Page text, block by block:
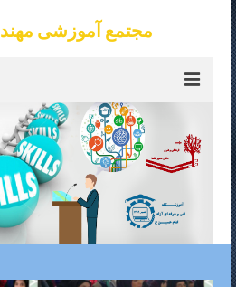
مجتمع آموزشی
موسسه طاها
آموزشگاه امام حسین ع
تماس با ما
آزمون